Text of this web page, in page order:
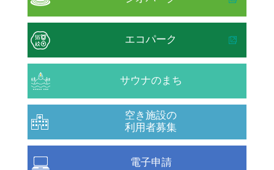
エコパーク
サウナのまち
空き施設の
利用者募集
電子申請